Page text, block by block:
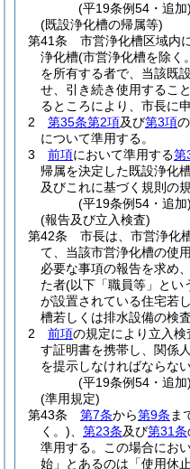
(平19条例54・追加)
(既設浄化槽の帰属等)
第41条
市営浄化槽区域内
浄化槽(市営浄化槽を除く
を所有する者で、当該既
せ、引き続き使用するこ
るところにより、市長に
2
第35条第2項及び第3項
について準用する。
3
前項において準用する第
帰属を決定した既設浄化
及びこれに基づく規則の
(平19条例54・追加)
(報告及び立入検査)
第42条
市長は、市営浄化
て、当該市営浄化槽の使
必要な事項の報告を求め
た者(以下「職員等」とい
が設置されている住宅若
槽若しくは排水設備の検
2
前項の規定により立入
す証明書を携帯し、関係
を提示しなければならない
(平19条例54・追加)
(準用規定)
第43条
第7条から第9条 ま
く。)
第23条及び第31条
準用する。
この場合にお
始」とあるのは「使用休止